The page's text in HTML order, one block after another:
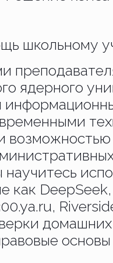
школьному
ядерного
как DeepSeek,
,
основы